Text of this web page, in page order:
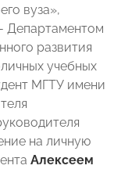
вуза»,
Департаментом
развития
учебных
МГТУ имени
на личную
Алексеем